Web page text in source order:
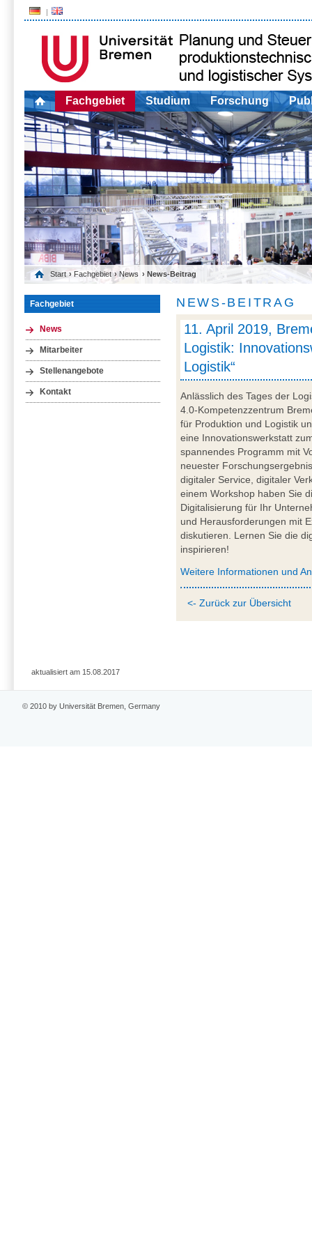
Fachgebiet Studium Forschung
Start › Fachgebiet › News › News-Beitrag
Fachgebiet
News
Mitarbeiter
Stellenangebote
Kontakt
NEWS-BEITRAG
11. April 2019,
Logistik:
Logistik“
Anlässlich des Tages der
4.0-Kompetenzzentrum
für Produktion und Logistik
eine Innovationswerkstatt
spannendes Programm mit
neuester
digitaler Service, digitaler
einem Workshop haben Sie
Digitalisierung für Ihr
und Herausforderungen mit
diskutieren. Lernen Sie die
inspirieren!
Weitere Informationen und
<- Zurück zur Übersicht
aktualisiert am 15.08.2017
© 2010 by Universität Bremen, Germany